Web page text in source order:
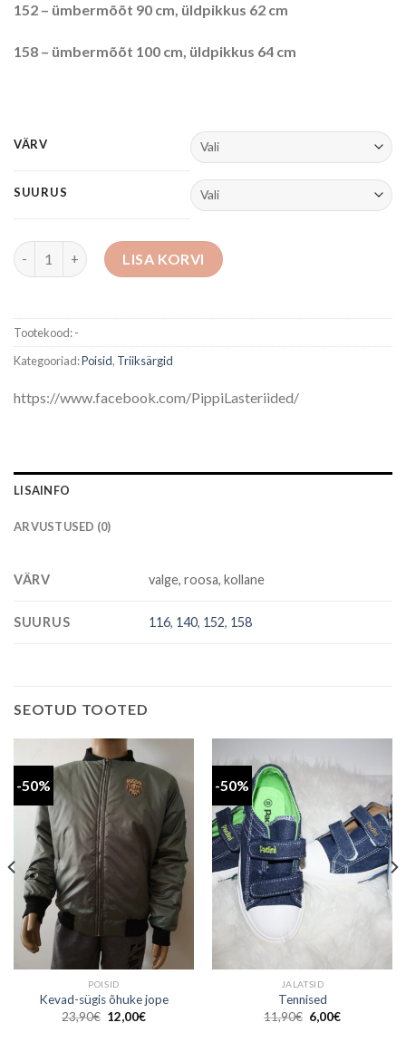
152 – ümbermõõt 90 cm, üldpikkus 62 cm
158 – ümbermõõt 100 cm, üldpikkus 64 cm
VÄRV
SUURUS
Triiksärk kogus LISA KORVI
Tootekood:-
Kategooriad:Poisid, Triiksärgid
https://www.facebook.com/PippiLasteriided/
LISAINFO
ARVUSTUSED (0)
VÄRV valge, roosa, kollane
SUURUS 116, 140, 152, 158
SEOTUD TOOTED
-50%
POISID
Kevad-sügis õhuke jope
23,90€ Algne
hind
12,00€Praegune
-50%
JALATSID
Tennised
11,90€ Algne
hind
6,00€Praegune